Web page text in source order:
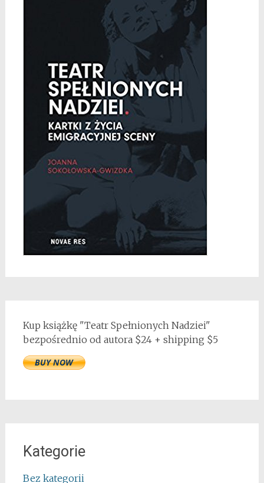
Kup książkę "Teatr Spełnionych Nadziei"
bezpośrednio od autora $24 + shipping $5
Kategorie
Bez kategorii